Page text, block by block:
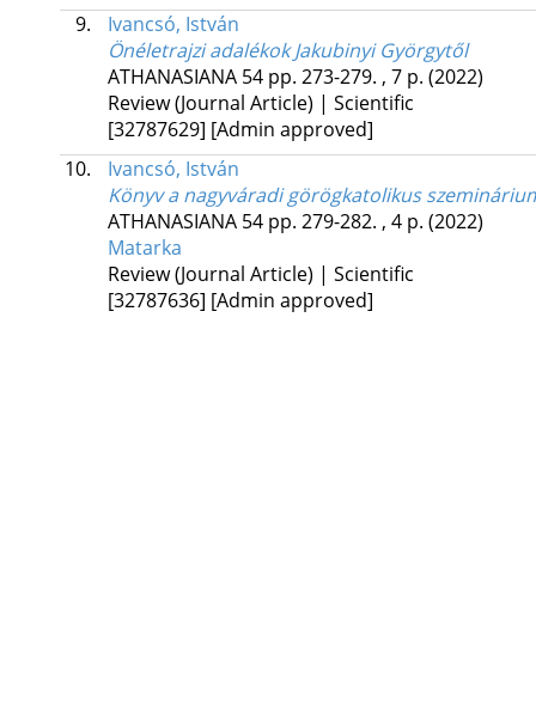
9.
Ivancsó, István
Önéletrajzi adalékok Jakubinyi Györgytől
ATHANASIANA 54 pp. 273-279. , 7 p. (2022)
Review (Journal Article) | Scientific
[32787629] [Admin approved]
10.
Ivancsó, István
Könyv a nagyváradi görögkatolikus
ATHANASIANA 54 pp. 279-282. , 4 p. (2022)
Matarka
Review (Journal Article) | Scientific
[32787636] [Admin approved]